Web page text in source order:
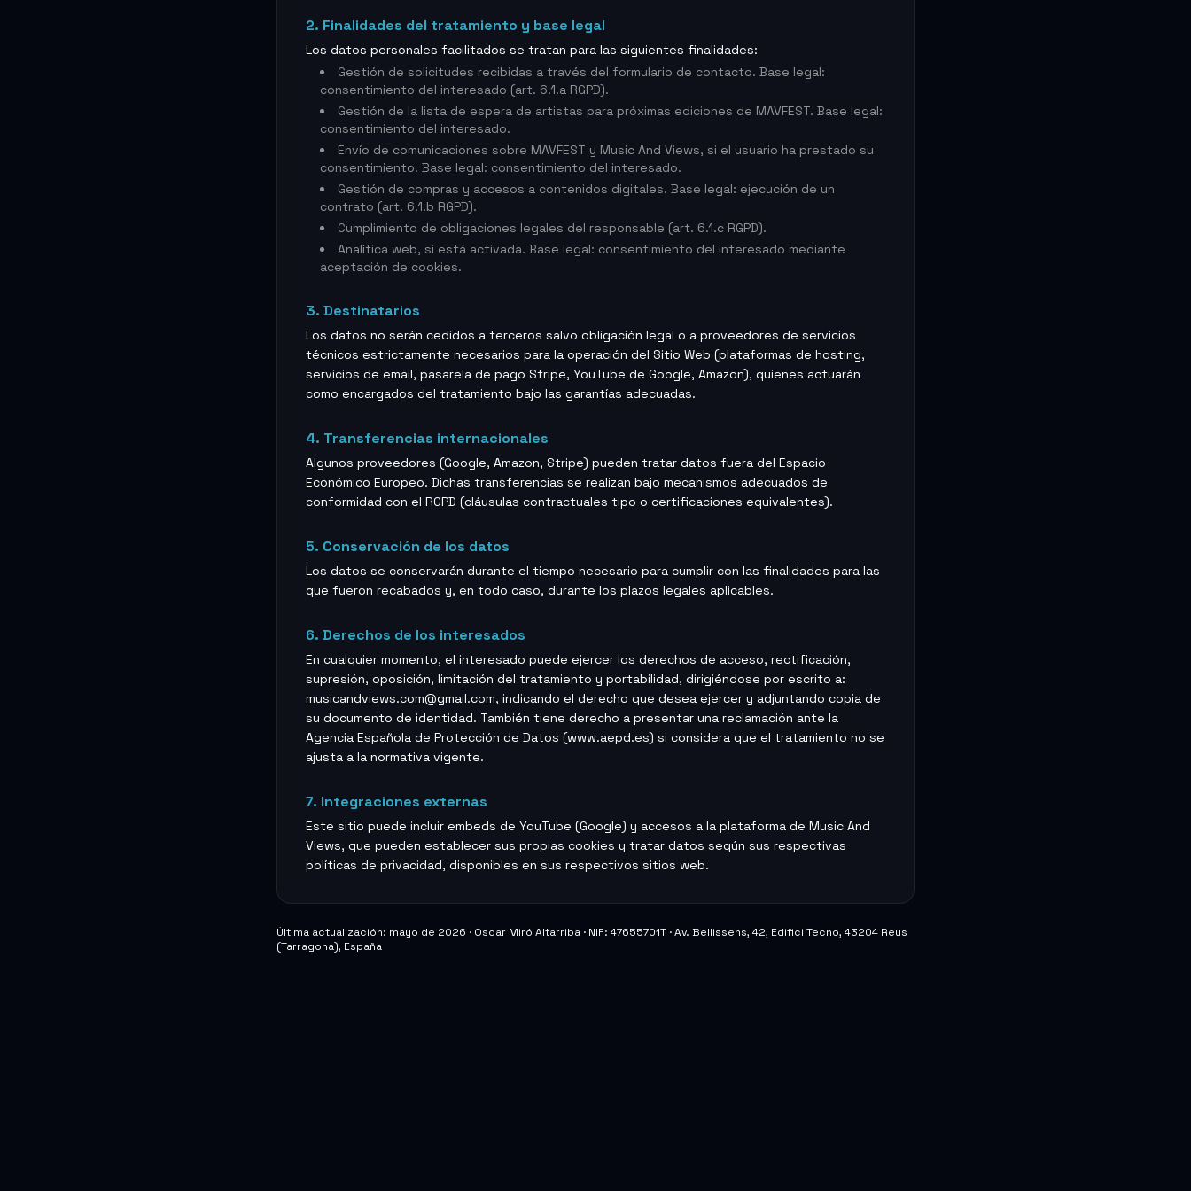
2. Finalidades del tratamiento y base legal
Los datos personales facilitados se tratan para las siguientes finalidades:
Gestión de solicitudes recibidas a través del formulario de contacto. Base legal:
consentimiento del interesado (art. 6.1.a RGPD).
Gestión de la lista de espera de artistas para próximas ediciones de MAVFEST. Base legal:
consentimiento del interesado.
Envío de comunicaciones sobre MAVFEST y Music And Views, si el usuario ha prestado su
consentimiento. Base legal: consentimiento del interesado.
Gestión de compras y accesos a contenidos digitales. Base legal: ejecución de un
contrato (art. 6.1.b RGPD).
Cumplimiento de obligaciones legales del responsable (art. 6.1.c RGPD).
Analítica web, si está activada. Base legal: consentimiento del interesado mediante
aceptación de cookies.
3. Destinatarios
Los datos no serán cedidos a terceros salvo obligación legal o a proveedores de servicios
técnicos estrictamente necesarios para la operación del Sitio Web (plataformas de hosting,
servicios de email, pasarela de pago Stripe, YouTube de Google, Amazon), quienes actuarán
como encargados del tratamiento bajo las garantías adecuadas.
4. Transferencias internacionales
Algunos proveedores (Google, Amazon, Stripe) pueden tratar datos fuera del Espacio
Económico Europeo. Dichas transferencias se realizan bajo mecanismos adecuados de
conformidad con el RGPD (cláusulas contractuales tipo o certificaciones equivalentes).
5. Conservación de los datos
Los datos se conservarán durante el tiempo necesario para cumplir con las finalidades para las
que fueron recabados y, en todo caso, durante los plazos legales aplicables.
6. Derechos de los interesados
En cualquier momento, el interesado puede ejercer los derechos de acceso, rectificación,
supresión, oposición, limitación del tratamiento y portabilidad, dirigiéndose por escrito a:
musicandviews.com@gmail.com, indicando el derecho que desea ejercer y adjuntando copia de
su documento de identidad. También tiene derecho a presentar una reclamación ante la
Agencia Española de Protección de Datos (www.aepd.es) si considera que el tratamiento no se
ajusta a la normativa vigente.
7. Integraciones externas
Este sitio puede incluir embeds de YouTube (Google) y accesos a la plataforma de Music And
Views, que pueden establecer sus propias cookies y tratar datos según sus respectivas
políticas de privacidad, disponibles en sus respectivos sitios web.
Última actualización: mayo de 2026 · Oscar Miró Altarriba · NIF: 47655701T ·Av. Bellissens, 42, Edifici Tecno, 43204 Reus
(Tarragona), España